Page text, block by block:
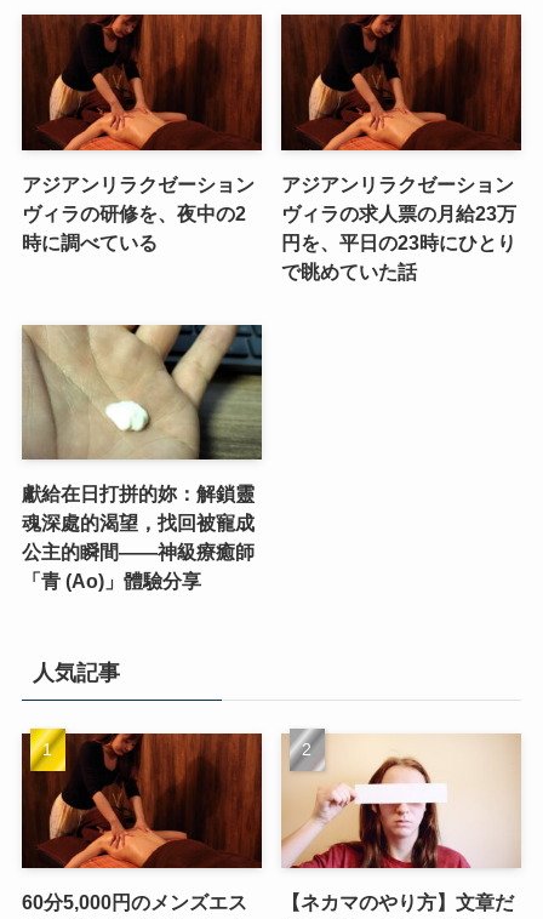
アジアンリラクゼーション
ヴィラの研修を、夜中の2
時に調べている
アジアンリラクゼーション
ヴィラの求人票の月給23万
円を、平日の23時にひとり
で眺めていた話
獻給在日打拼的妳：解鎖靈
魂深處的渴望，找回被寵成
公主的瞬間——神級療癒師
「青 (Ao)」體驗分享
人気記事
60分5,000円のメンズエス
【ネカマのやり方】文章だ